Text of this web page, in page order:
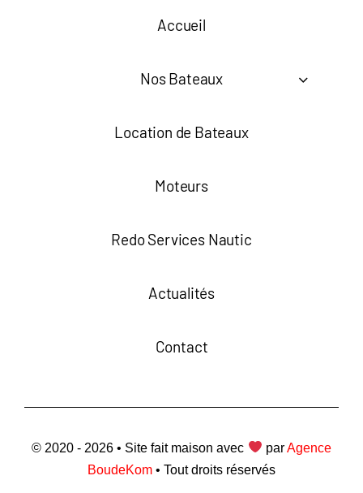
Accueil
Nos Bateaux
Location de Bateaux
Moteurs
Redo Services Nautic
Actualités
Contact
© 2020 - 2026 • Site fait maison avec parAgence
BoudeKom • Tout droits réservés